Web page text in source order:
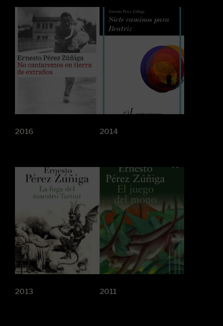
2016 2014
2013 2011